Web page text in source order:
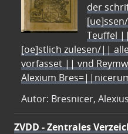
der
Teuffel
[oe]stlich zulesen/||
vorfasset || vnd
Alexium
Autor: Bresnicer, Alexius
ZVDD - Zentrales